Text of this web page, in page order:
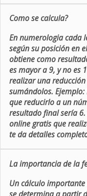
Como se calcula?
En numerologia cada
según su posición en
obtiene como
es mayor a 9, y no es
realizar una
sumándolos.
que reducirlo a un
resultado final sería
online gratis que
te da detalles
La importancia de la
Un cálculo importante